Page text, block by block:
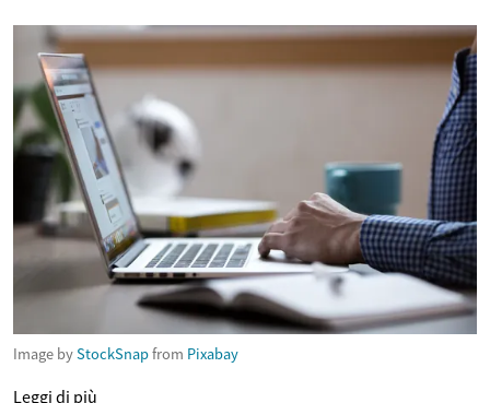
Image byStockSnapfrom Pixabay
Leggi di più